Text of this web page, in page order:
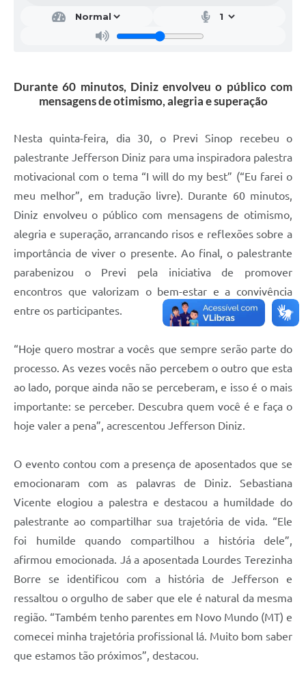
Durante 60 minutos, Diniz envolveu o público com
mensagens de otimismo, alegria e superação
Nesta quinta-feira, dia 30, o Previ Sinop recebeu o
palestrante Jefferson Diniz para uma inspiradora palestra
motivacional com o tema “I will do my best” (“Eu farei o
meu melhor”, em tradução livre). Durante 60 minutos,
Diniz envolveu o público com mensagens de otimismo,
alegria e superação, arrancando risos e reflexões sobre a
importância de viver o presente. Ao final, o palestrante
parabenizou o Previ pela iniciativa de promover
encontros que valorizam o bem-estar e a convivência
entre os participantes.
“Hoje quero mostrar a vocês que sempre serão parte do
processo. As vezes vocês não percebem o outro que esta
ao lado, porque ainda não se perceberam, e isso é o mais
importante: se perceber. Descubra quem você é e faça o
hoje valer a pena”, acrescentou Jefferson Diniz.
O evento contou com a presença de aposentados que se
emocionaram com as palavras de Diniz. Sebastiana
Vicente elogiou a palestra e destacou a humildade do
palestrante ao compartilhar sua trajetória de vida. “Ele
foi humilde quando compartilhou a história dele”,
afirmou emocionada. Já a aposentada Lourdes Terezinha
Borre se identificou com a história de Jefferson e
ressaltou o orgulho de saber que ele é natural da mesma
região. “Também tenho parentes em Novo Mundo (MT) e
comecei minha trajetória profissional lá. Muito bom saber
que estamos tão próximos”, destacou.